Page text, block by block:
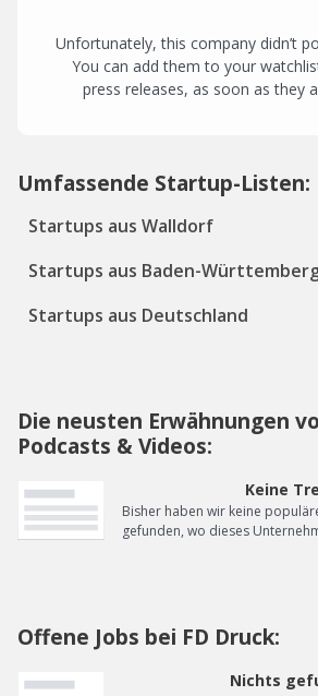
Unfortunately, this company didn’t
You can add them to your
press releases, as soon as they
Umfassende Startup-Listen:
Startups aus Walldorf
Startups aus Baden-
Startups aus Deutschland
Die neusten Erwähnungen
Podcasts & Videos:
Keine
Bisher haben wir keine
gefunden, wo dieses
Offene Jobs bei FD Druck:
Nichts